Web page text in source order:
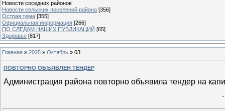
Новости соседних районов
Новости сельских поселений района [356]
Острая тема [355]
Официальная информация [266]
ПО СЛЕДАМ НАШИХ ПУБЛИКАЦИЙ [65]
Здоровье [817]
Главная » 2025 » Октябрь » 03
ПОВТОРНО ОБЪЯВЛЕН ТЕНДЕР
Администрация района повторно объявила тендер на